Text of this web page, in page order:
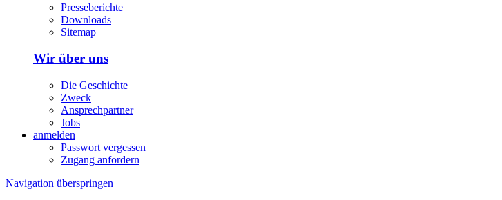
Presseberichte
Downloads
Sitemap
Wir über uns
Die Geschichte
Zweck
Ansprechpartner
Jobs
anmelden
Passwort vergessen
Zugang anfordern
Navigation überspringen